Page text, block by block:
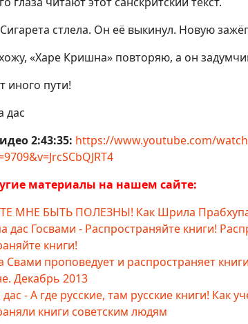
стлела. Он её выкинул. Новую
«Харе Кришна» повторяю, а он
иного пути!
дас
2:43:35: https://www.youtube.com/
материалы на нашем сайте:
МНЕ БЫТЬ ПОЛЕЗНЫ! Как Шрила
дас Госвами - Распространяйте книги!
книги!
проповедует и распространяет
Декабрь 2013
- А где русские, там русские книги! Как
книги советским людям